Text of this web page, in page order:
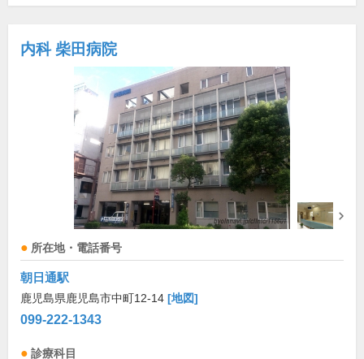
内科 柴田病院
所在地・電話番号
朝日通駅
鹿児島県鹿児島市中町12-14 [地図]
099-222-1343
診療科目